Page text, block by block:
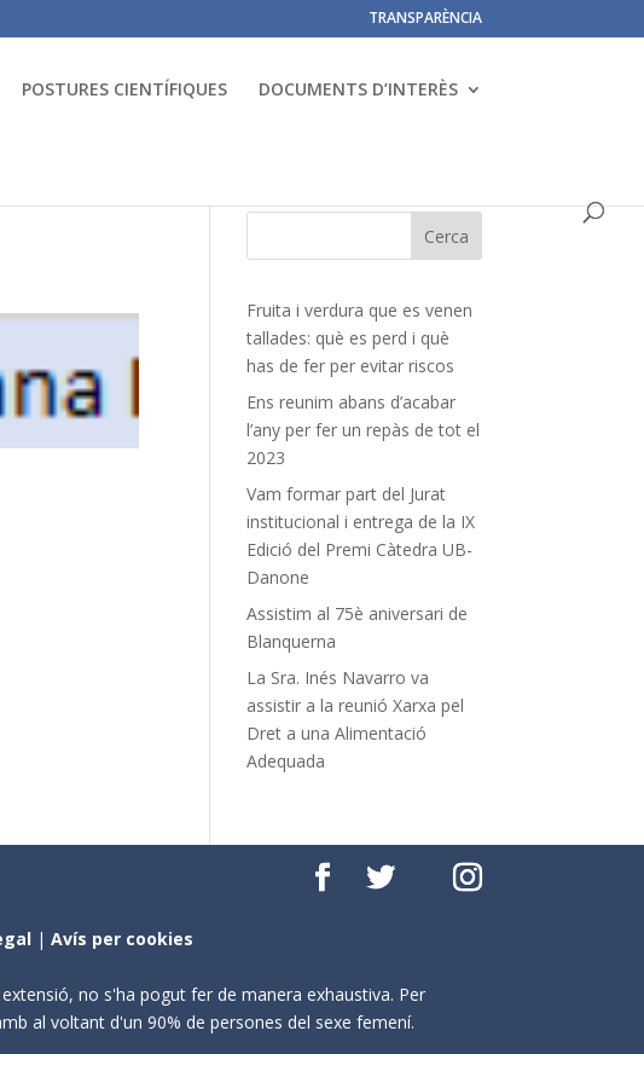
TRANSPARÈNCIA
POSTURES CIENTÍFIQUES DOCUMENTS D’INTERÈS
Fruita i verdura que es venen
tallades: què es perd i què
has de fer per evitar riscos
Ens reunim abans d’acabar
l’any per fer un repàs de tot el
2023
Vam formar part del Jurat
institucional i entrega de la IX
Edició del Premi Càtedra UB-
Danone
Assistim al 75è aniversari de
Blanquerna
La Sra. Inés Navarro va
assistir a la reunió Xarxa pel
Dret a una Alimentació
Adequada
|Avís per cookies
no s'ha pogut fer de manera exhaustiva. Per
al voltant d'un 90% de persones del sexe femení.